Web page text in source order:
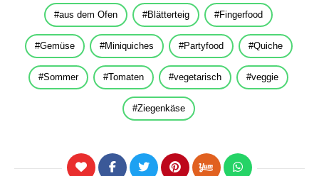
aus dem Ofen Blätterteig Fingerfood
Gemüse Miniquiches Partyfood Quiche
Sommer Tomaten vegetarisch veggie
Ziegenkäse